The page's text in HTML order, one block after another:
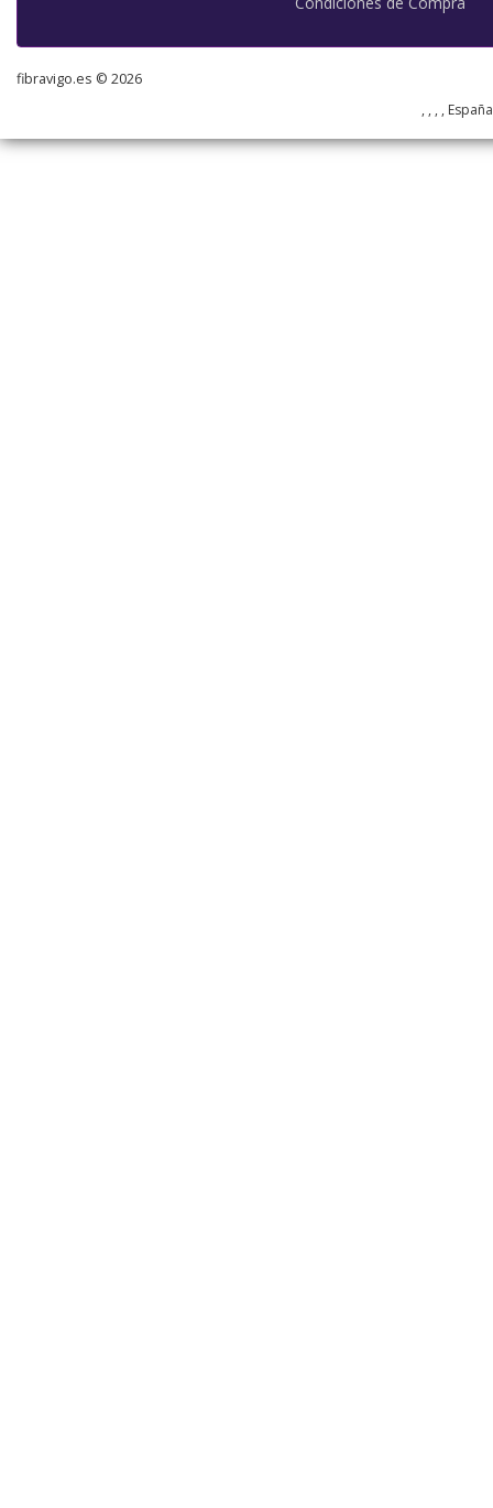
fibravigo.es © 2026
, , , ,